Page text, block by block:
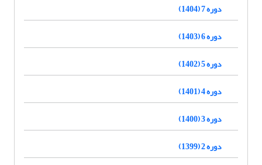
دوره 7 (1404)
دوره 6 (1403)
دوره 5 (1402)
دوره 4 (1401)
دوره 3 (1400)
دوره 2 (1399)